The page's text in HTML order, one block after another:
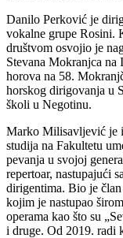
Danilo Perković je
vokalne grupe Rosini.
društvom osvojio je
Stevana Mokranjca
horova na 58.
horskog dirigovanja u
školi u Negotinu.
Marko Milisavljević je
studija na Fakultetu
pevanja u svojoj
repertoar, nastupajući
dirigentima. Bio je
kojim je nastupao
operama kao što su
i druge. Od 2019. radi